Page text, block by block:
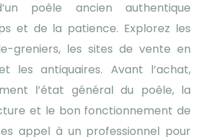
poêle ancien authentique
et de la patience. Explorez les
greniers, les sites de vente en
les antiquaires. Avant l’achat,
l’état général du poêle, la
et le bon fonctionnement de
appel à un professionnel pour